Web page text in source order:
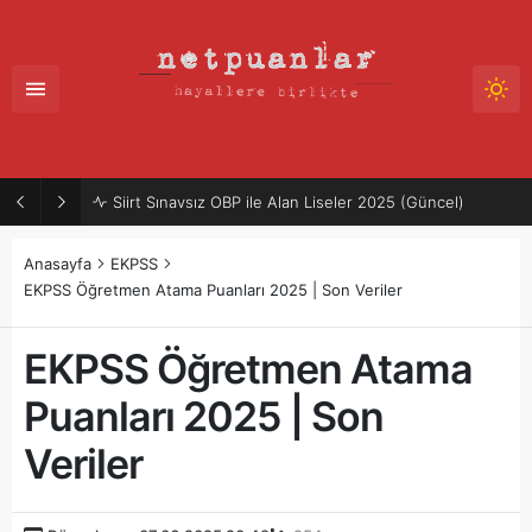
Siirt Sınavsız OBP ile Alan Liseler 2025 (Güncel)
Anasayfa
EKPSS
EKPSS Öğretmen Atama Puanları 2025 | Son Veriler
EKPSS Öğretmen Atama
Puanları 2025 | Son
Veriler